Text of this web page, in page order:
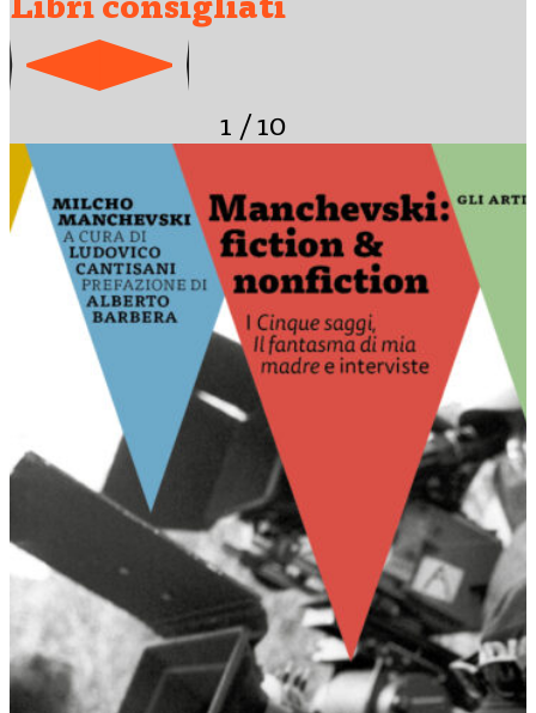
Libri consigliati
1 / 10